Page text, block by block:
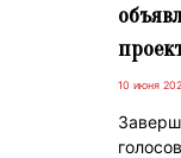
10 июня